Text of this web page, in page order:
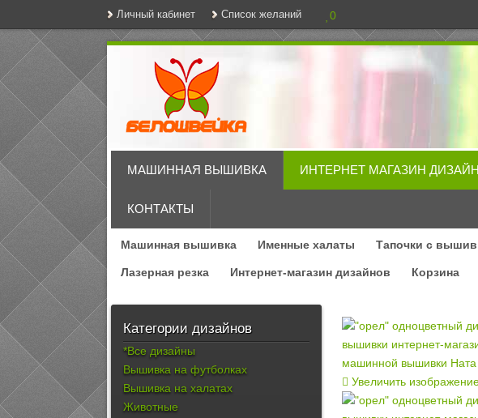
Личный кабинет Список желаний 0
МАШИННАЯ ВЫШИВКА ИНТЕРНЕТ МАГАЗИН
КОНТАКТЫ
Машинная вышивка Именные халаты Тапочки с
Лазерная резка Интернет-магазин дизайнов Корзина
Увеличить
Категории дизайнов
*Все дизайны
Вышивка на футболках
Вышивка на халатах
Животные